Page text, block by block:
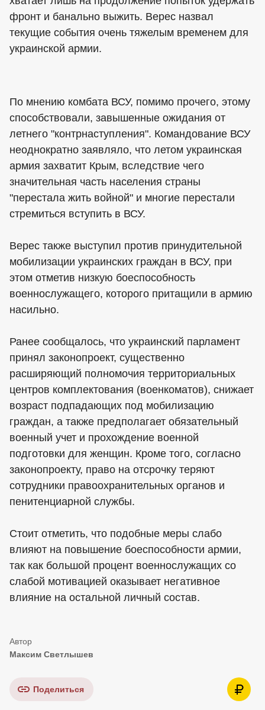
фронт и банально выжить. Верес назвал
текущие события очень тяжелым временем для
украинской армии.
По мнению комбата ВСУ, помимо прочего, этому
способствовали, завышенные ожидания от
летнего "контрнаступления". Командование ВСУ
неоднократно заявляло, что летом украинская
армия захватит Крым, вследствие чего
значительная часть населения страны
"перестала жить войной" и многие перестали
стремиться вступить в ВСУ.
Верес также выступил против принудительной
мобилизации украинских граждан в ВСУ, при
этом отметив низкую боеспособность
военнослужащего, которого притащили в армию
насильно.
Ранее сообщалось, что украинский парламент
принял законопроект, существенно
расширяющий полномочия территориальных
центров комплектования (военкоматов), снижает
возраст подпадающих под мобилизацию
граждан, а также предполагает обязательный
военный учет и прохождение военной
подготовки для женщин. Кроме того, согласно
законопроекту, право на отсрочку теряют
сотрудники правоохранительных органов и
пенитенциарной службы.
Стоит отметить, что подобные меры слабо
влияют на повышение боеспособности армии,
так как большой процент военнослужащих со
слабой мотивацией оказывает негативное
влияние на остальной личный состав.
Максим Светлышев
Поделиться